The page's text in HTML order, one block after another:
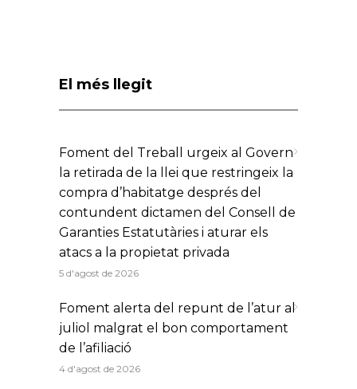
El més llegit
Foment del Treball urgeix al Govern
la retirada de la llei que restringeix la
compra d’habitatge després del
contundent dictamen del Consell de
Garanties Estatutàries i aturar els
atacs a la propietat privada
5 d'agost de 2026
Foment alerta del repunt de l’atur al
juliol malgrat el bon comportament
de l’afiliació
4 d'agost de 2026